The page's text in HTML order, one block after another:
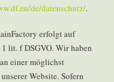
de/datenschutz/.
erfolgt auf
lit. f DSGVO. Wir haben
einer möglichst
Website. Sofern